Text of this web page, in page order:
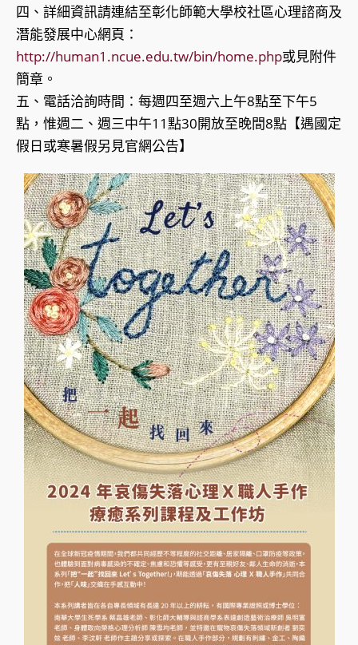
四、詳細資訊請連結至彰化師範大學校社區心理諮商及
潛能發展中心網頁：
http://human1.ncue.edu.tw/bin/home.php或見附件
簡章。
五、電話洽詢時間：每週四至週六上午8點至下午5
點，惟週二、週三中午11點30開放至晚間8點【遇國定
假日或寒暑假另見官網公告】